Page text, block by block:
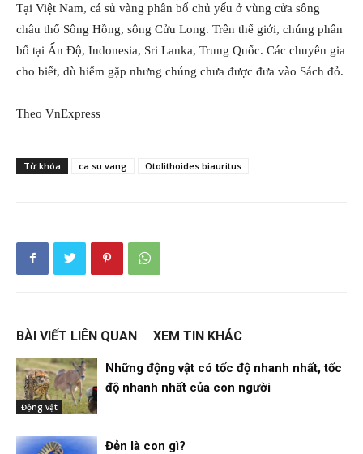
Tại Việt Nam, cá sủ vàng phân bố chủ yếu ở vùng cửa sông
châu thổ Sông Hồng, sông Cửu Long. Trên thế giới, chúng phân
bố tại Ấn Độ, Indonesia, Sri Lanka, Trung Quốc. Các chuyên gia
cho biết, dù hiếm gặp nhưng chúng chưa được đưa vào Sách đỏ.
Theo VnExpress
Từ khóa ca su vang Otolithoides biauritus
BÀI VIẾT LIÊN QUAN XEM TIN KHÁC
Động vật
Những động vật có tốc độ nhanh nhất, tốc
độ nhanh nhất của con người
Đẻn là con gì?